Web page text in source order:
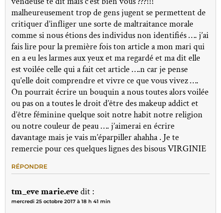
malheureusement trop de gens jugent se permettent de
critiquer d’infliger une sorte de maltraitance morale
comme si nous étions des individus non identifiés …. j’ai
fais lire pour la première fois ton article a mon mari qui
en a eu les larmes aux yeux et ma regardé et ma dit elle
est voilée celle qui a fait cet article ….n car je pense
qu’elle doit comprendre et vivre ce que vous vivez ….
On pourrait écrire un bouquin a nous toutes alors voilée
ou pas on a toutes le droit d’être des makeup addict et
d’être féminine quelque soit notre habit notre religion
ou notre couleur de peau …. j’aimerai en écrire
davantage mais je vais m’éparpiller ahahha . Je te
remercie pour ces quelques lignes des bisous VIRGINIE
RÉPONDRE
tm_eve marie.evedit :
mercredi 25 octobre 2017 à 18 h 41 min